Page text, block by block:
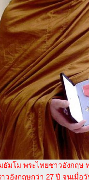
ธัมโม พระไทยชาวอังกฤ
วอังกฤษกว่า 27 ปี จนเมื่อ